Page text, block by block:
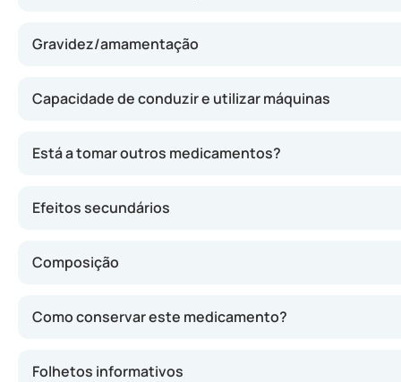
Gravidez/amamentação
Capacidade de conduzir e utilizar máquinas
Está a tomar outros medicamentos?
Efeitos secundários
Composição
Como conservar este medicamento?
Folhetos informativos